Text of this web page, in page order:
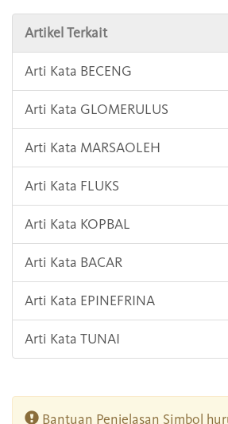
Artikel Terkait
Arti Kata BECENG
Arti Kata GLOMERULUS
Arti Kata MARSAOLEH
Arti Kata FLUKS
Arti Kata KOPBAL
Arti Kata BACAR
Arti Kata EPINEFRINA
Arti Kata TUNAI
Bantuan Penjelasan Simbol